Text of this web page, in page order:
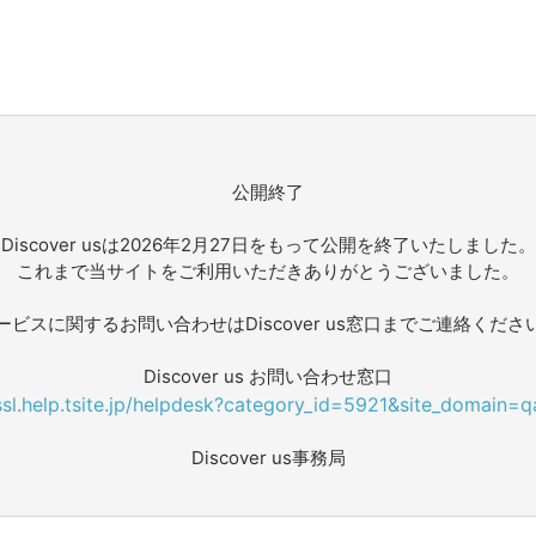
公開終了
Discover usは2026年2月27日をもって公開を終了いたしました。
これまで当サイトをご利用いただきありがとうございました。
ビスに関するお問い合わせはDiscover us窓口までご連絡ください
Discover us お問い合わせ窓口
Discover us事務局